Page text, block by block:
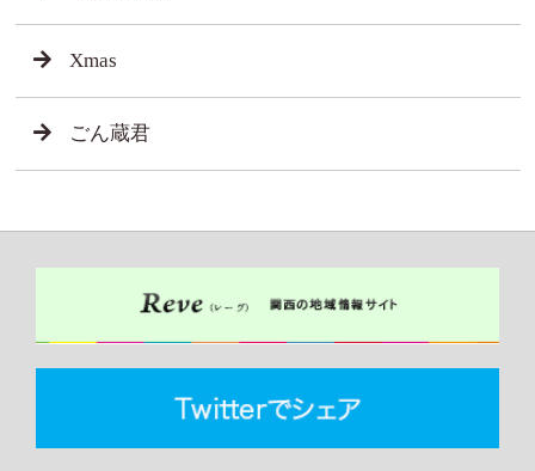
Xmas
ごん蔵君